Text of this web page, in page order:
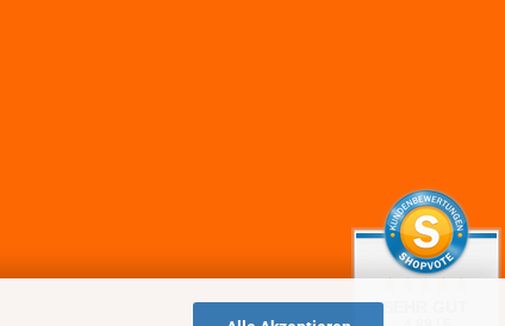
SEHR GUT